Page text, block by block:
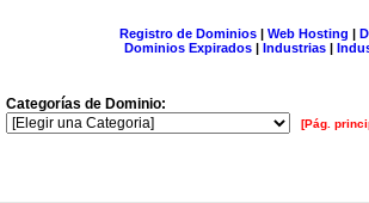
Registro de Dominios| Web Hosting |
Dominios Expirados | Industrias |
Categorías de Dominio:
[Pág.